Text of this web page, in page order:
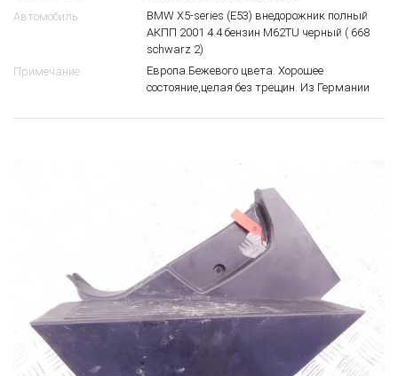
Автомобиль
BMW X5-series (E53) внедорожник полный
АКПП 2001 4.4 бензин M62TU черный ( 668
schwarz 2)
Примечание
Европа.Бежевого цвета. Хорошее
состояние,целая без трещин. Из Германии